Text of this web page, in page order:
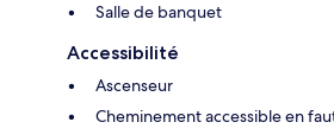
Salle de banquet
Accessibilité
Ascenseur
Cheminement accessible en